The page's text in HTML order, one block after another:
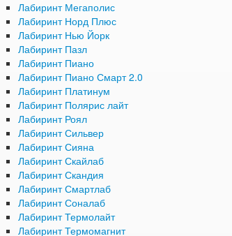
Лабиринт Мегаполис
Лабиринт Норд Плюс
Лабиринт Нью Йорк
Лабиринт Пазл
Лабиринт Пиано
Лабиринт Пиано Смарт 2.0
Лабиринт Платинум
Лабиринт Полярис лайт
Лабиринт Роял
Лабиринт Сильвер
Лабиринт Сияна
Лабиринт Скайлаб
Лабиринт Скандия
Лабиринт Смартлаб
Лабиринт Соналаб
Лабиринт Термолайт
Лабиринт Термомагнит